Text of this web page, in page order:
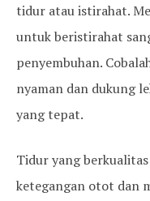
tidur atau istirahat.
untuk beristirahat
penyembuhan.
nyaman dan dukung
yang tepat.
Tidur yang
ketegangan otot dan